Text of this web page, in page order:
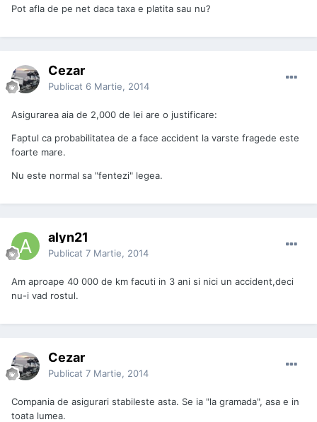
Pot afla de pe net daca taxa e platita sau nu?
Cezar
Publicat 6 Martie, 2014
Asigurarea aia de 2,000 de lei are o justificare:
Faptul ca probabilitatea de a face accident la varste fragede este
foarte mare.
Nu este normal sa "fentezi" legea.
alyn21
Publicat 7 Martie, 2014
Am aproape 40 000 de km facuti in 3 ani si nici un accident,deci
nu-i vad rostul.
Cezar
Publicat 7 Martie, 2014
Compania de asigurari stabileste asta. Se ia "la gramada", asa e in
toata lumea.